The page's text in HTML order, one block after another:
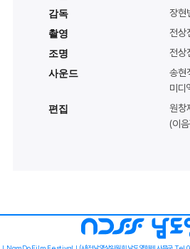
감독 장현
촬영 전상
조명 전상
사운드
송현
미디
편집
원창
(이